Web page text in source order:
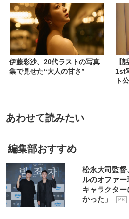
伊藤彩沙、20代ラストの写真
集で見せた“大人の甘さ”
【
1st
ト
あわせて読みたい
編集部おすすめ
松永大司監督
ルのオファ
キャラクター
かった」
P R